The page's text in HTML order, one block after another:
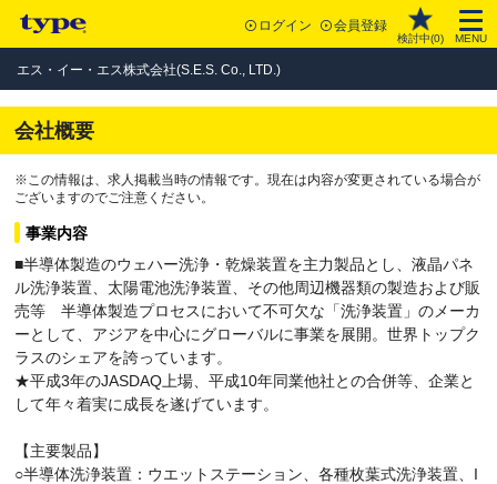
ログイン 会員登録
検討中(0) MENU
エス・イー・エス株式会社(S.E.S. Co., LTD.)
会社概要
※この情報は、求人掲載当時の情報です。現在は内容が変更されている場合が
ございますのでご注意ください。
事業内容
■半導体製造のウェハー洗浄・乾燥装置を主力製品とし、液晶パネ
ル洗浄装置、太陽電池洗浄装置、その他周辺機器類の製造および販
売等 半導体製造プロセスにおいて不可欠な「洗浄装置」のメーカ
ーとして、アジアを中心にグローバルに事業を展開。世界トップク
ラスのシェアを誇っています。
★平成3年のJASDAQ上場、平成10年同業他社との合併等、企業と
して年々着実に成長を遂げています。
【主要製品】
○半導体洗浄装置：ウエットステーション、各種枚葉式洗浄装置、I